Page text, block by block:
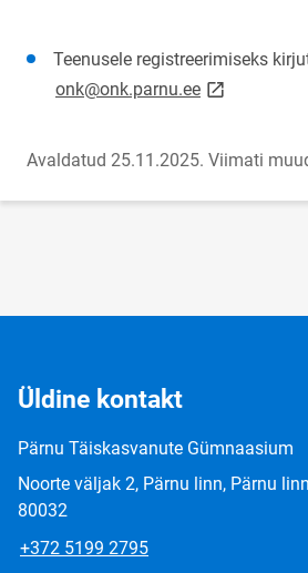
Teenusele registreerimiseks
onk@onk.parnu.eelink opens on
Avaldatud 25.11.2025. Viimati
Üldine kontakt
Pärnu Täiskasvanute Gümnaasium
Noorte väljak 2, Pärnu linn, Pärnu
80032
+372 5199 2795